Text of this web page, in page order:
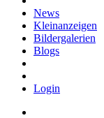
News
Kleinanzeigen
Bildergalerien
Blogs
Login